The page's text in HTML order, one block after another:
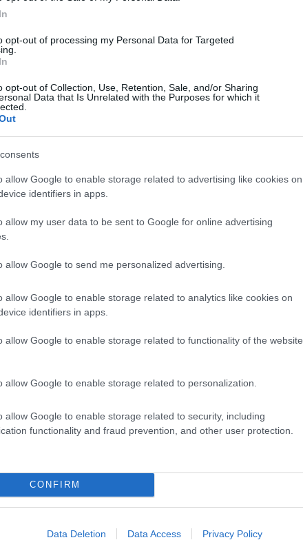
opt-out of processing my Personal Data for Targeted
opt-out of Collection, Use, Retention, Sale, and/or Sharing
Data that Is Unrelated with the Purposes for which it
allow Google to enable storage related to advertising like cookies on
identifiers in apps.
allow my user data to be sent to Google for online advertising
allow Google to send me personalized advertising.
allow Google to enable storage related to analytics like cookies on
identifiers in apps.
allow Google to enable storage related to functionality of the website
allow Google to enable storage related to personalization.
allow Google to enable storage related to security, including
functionality and fraud prevention, and other user protection.
CONFIRM
Data Deletion Data Access Privacy Policy
Végre újra lesz Tiszaligeti Fürdő Szolnokon, de milyen út
Kiss Lajos
médiaszemle a
sajtóból
nyitott meg az
az ipari park
2026.08.08. Kiss Lajos
nyomoznak Szijjártó
ez csak az egyik botrány
visszaadta mandátumát is, hogy
Magyarország